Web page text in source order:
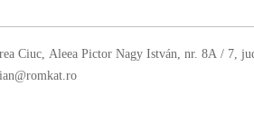
Ciuc, Aleea Pictor Nagy István, nr. 8A / 7,